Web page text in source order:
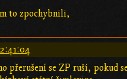
to zpochybnili,
se ZP ruší, pokud